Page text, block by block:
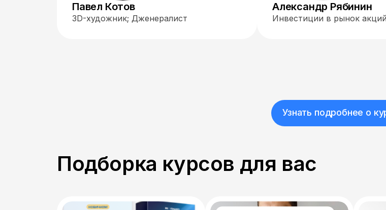
Павел Котов
3D-художник; Дженералист
Александр Рябинин
Инвестиции в рынок
Узнать подробнее о
Подборка курсов для вас